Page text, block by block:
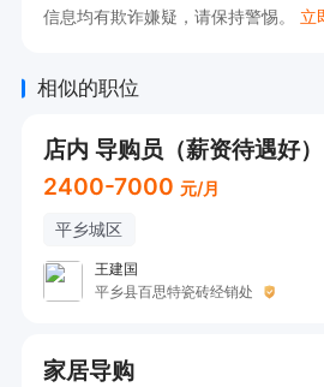
信息均有欺诈嫌疑，请保持警惕。 立
相似的职位
店内 导购员（薪资待遇好）
2400-7000 元/月
平乡城区
王建国
平乡县百思特瓷砖经销处
家居导购